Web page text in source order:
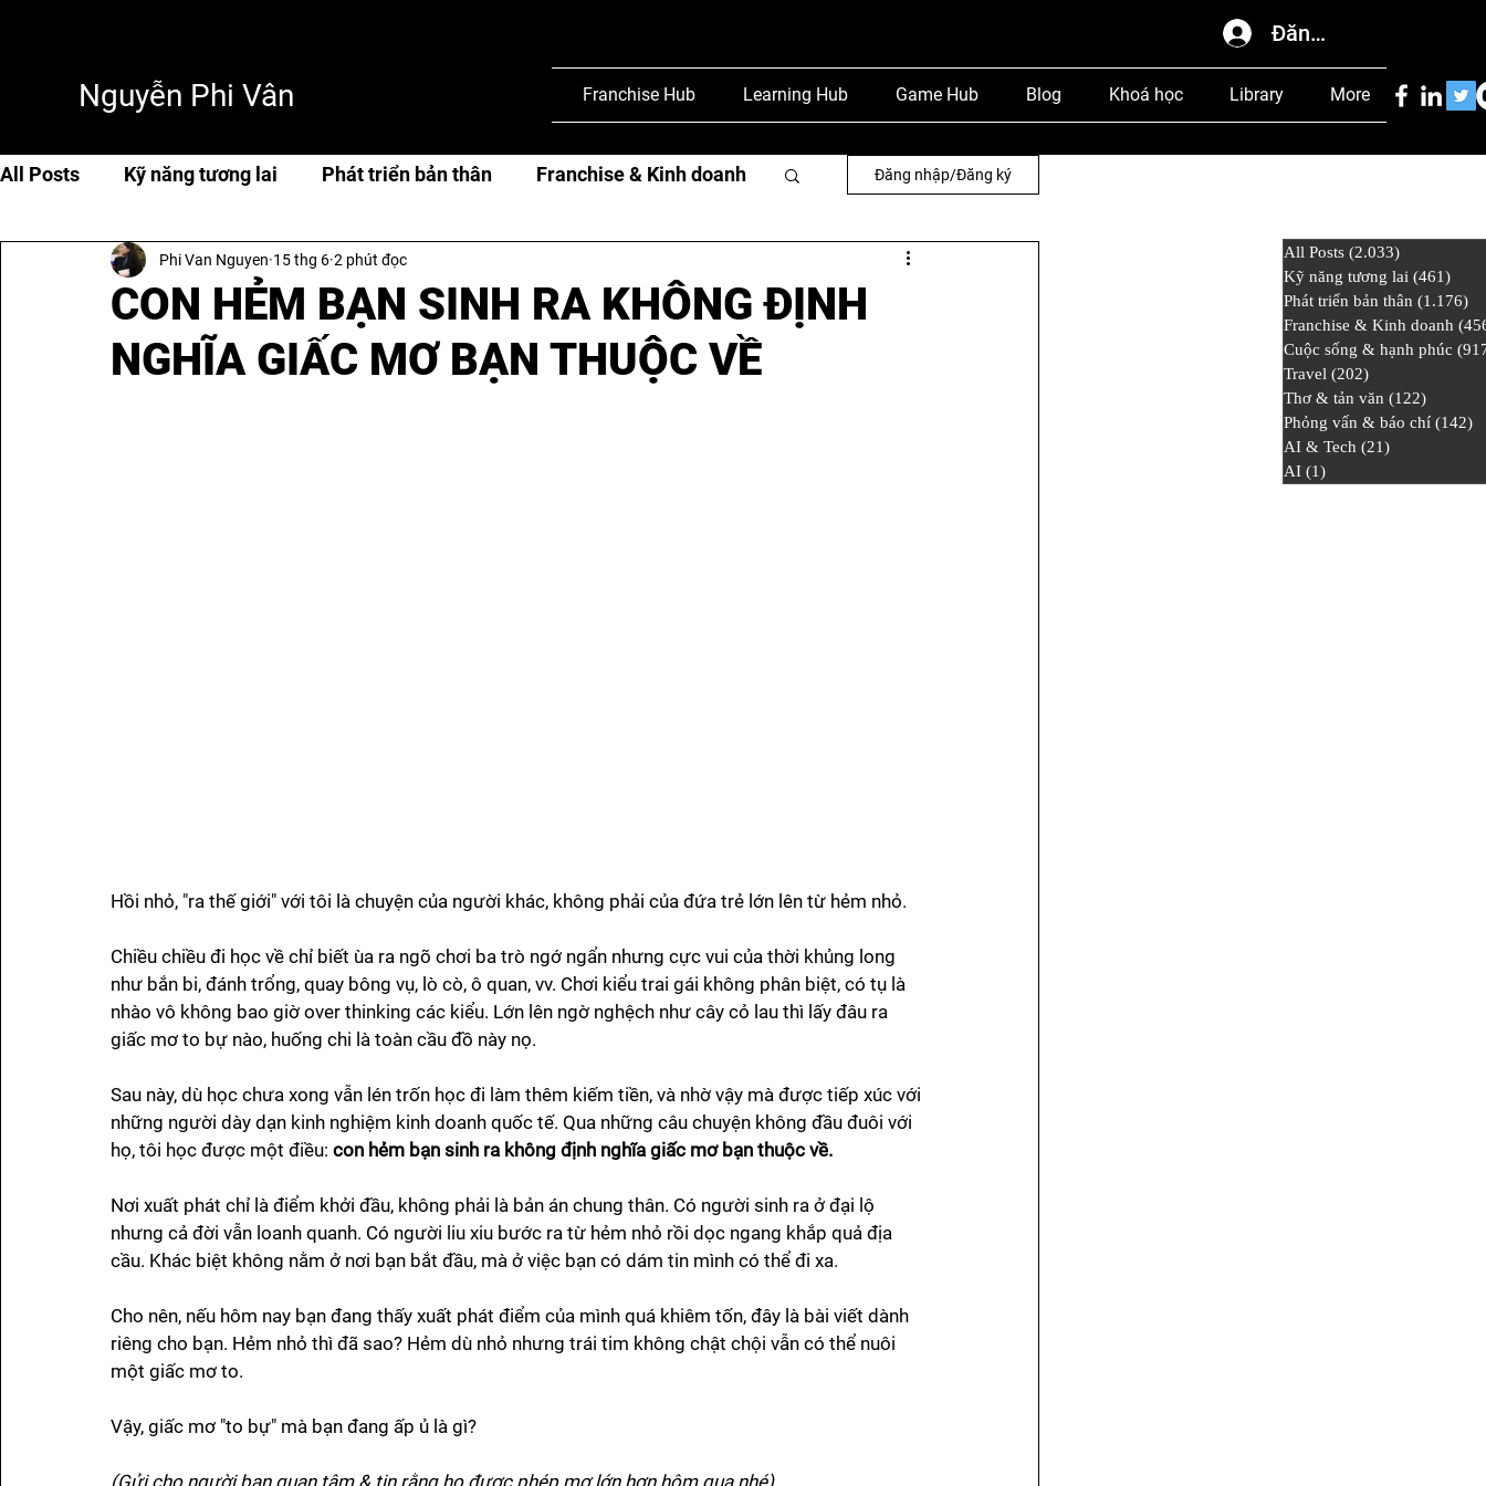
Đăng nhập
Nguyễn Phi Vân Franchise Hub Learning Hub Game Hub Blog Khoá học Library More
All Posts Kỹ năng tương lai Phát triển bản thân Franchise & Kinh doanh
Cuộc sống & hạnh phúc Travel Thơ & tản văn
AI & Tech AI
Đăng nhập/Đăng ký
CON HẺM BẠN SINH RA KHÔNG ĐỊNH
NGHĨA GIẤC MƠ BẠN THUỘC VỀ
Phi Van Nguyen 15 thg 6 2 phút đọc
Hồi nhỏ, "ra thế giới" với tôi là chuyện của người khác, không phải của đứa trẻ lớn lên từ hẻm nhỏ.
Chiều chiều đi học về chỉ biết ùa ra ngõ chơi ba trò ngớ ngẩn nhưng cực vui của thời khủng long
như bắn bi, đánh trổng, quay bông vụ, lò cò, ô quan, vv. Chơi kiểu trai gái không phân biệt, có tụ là
nhào vô không bao giờ over thinking các kiểu. Lớn lên ngờ nghệch như cây cỏ lau thì lấy đâu ra
giấc mơ to bự nào, huống chi là toàn cầu đồ này nọ.
Sau này, dù học chưa xong vẫn lén trốn học đi làm thêm kiếm tiền, và nhờ vậy mà được tiếp xúc với
những người dày dạn kinh nghiệm kinh doanh quốc tế. Qua những câu chuyện không đầu đuôi với
họ, tôi học được một điều: con hẻm bạn sinh ra không định nghĩa giấc mơ bạn thuộc về.
Nơi xuất phát chỉ là điểm khởi đầu, không phải là bản án chung thân. Có người sinh ra ở đại lộ
nhưng cả đời vẫn loanh quanh. Có người liu xiu bước ra từ hẻm nhỏ rồi dọc ngang khắp quả địa
cầu. Khác biệt không nằm ở nơi bạn bắt đầu, mà ở việc bạn có dám tin mình có thể đi xa.
Cho nên, nếu hôm nay bạn đang thấy xuất phát điểm của mình quá khiêm tốn, đây là bài viết dành
riêng cho bạn. Hẻm nhỏ thì đã sao? Hẻm dù nhỏ nhưng trái tim không chật chội vẫn có thể nuôi
một giấc mơ to.
Vậy, giấc mơ "to bự" mà bạn đang ấp ủ là gì?
All Posts (2.033)
Kỹ năng tương lai (461)
Phát triển bản thân (1.176)
Franchise & Kinh doanh
Cuộc sống & hạnh phúc
Travel (202)
Thơ & tản văn (122)
Phỏng vấn & báo chí (142)
AI & Tech (21)
AI (1)